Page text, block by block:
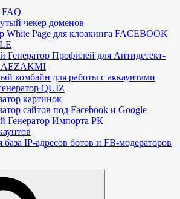
чекер доменов
White Page для клоакинга FACEBOOK
Генератор Профилей для Антидетект-
AEZAKMI
комбайн для работы с аккаунтами
QUIZ
картинок
сайтов под Facebook и Google
Генератор Импорта РК
база IP-адресов ботов и FB-модераторов